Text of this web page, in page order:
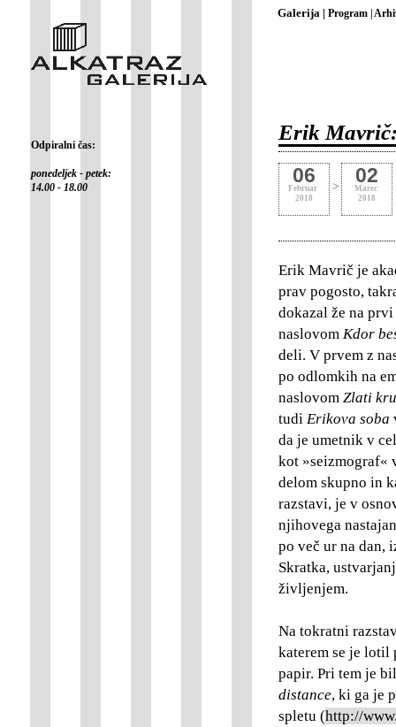
Galerija | Program |
Odpiralni čas:
ponedeljek - petek:
14.00 - 18.00
Erik
06
Februar
2018
> 02
Marec
2018
Erik Mavrič je
prav pogosto,
dokazal že na
naslovom Kdor
deli. V prvem z
po odlomkih na
naslovom Zlati
tudi Erikova soba
da je umetnik v
kot »seizmograf«
delom skupno in
razstavi, je v
njihovega
po več ur na dan,
Skratka,
življenjem.
Na tokratni
katerem se je lotil
papir. Pri tem je
distance, ki ga je
spletu (http://